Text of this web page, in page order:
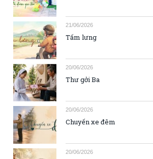
21/06/2026
Tấm lưng
20/06/2026
Thư gởi Ba
20/06/2026
Chuyến xe đêm
20/06/2026